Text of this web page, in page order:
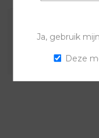
Combineer
sierringen en
Ja, gebruik
Deze